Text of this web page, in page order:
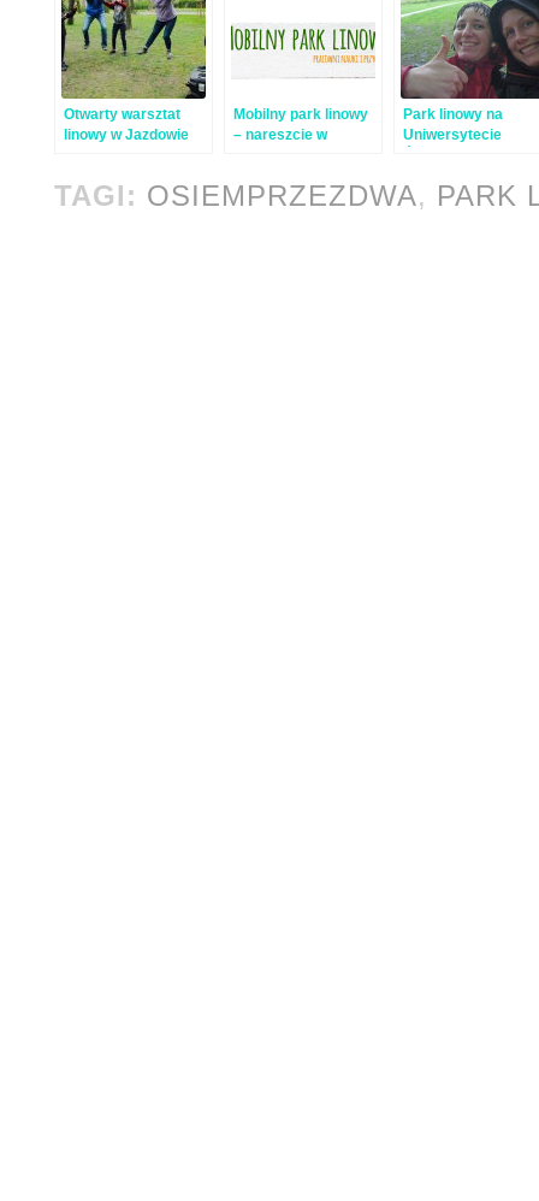
Otwarty warsztat
linowy w Jazdowie
Mobilny park linowy
– nareszcie w
Park linowy na
Uniwersytecie
TAGI: OSIEMPRZEZDWA, PARK